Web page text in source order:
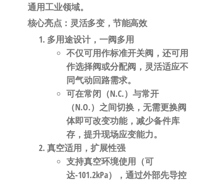
通用工业领域。
核心亮点：灵活多变，节能高效
多用途设计，一阀多用
不仅可用作标准开关阀，还可用
作选择阀或分配阀 ，灵活适应不
同气动回路需求。
可在常闭（N.C.）与常开
（N.O.）之间切换，无需更换阀
体即可改变功能，减少备件库
存，提升现场应变能力。
真空适用，扩展性强
支持真空环境使用 （可
达-101.2kPa），通过外部先导控